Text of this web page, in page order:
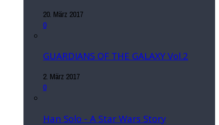
20. März 2017
0
GUARDIANS OF THE GALAXY Vol.2
2. März 2017
0
Han Solo - A Star Wars Story